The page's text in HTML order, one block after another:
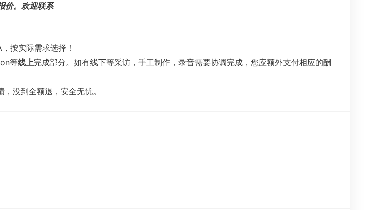
价。欢迎联系
按实际需求选择！
等线上完成部分。如有线下等采访，手工制作，录音需要协调完成，您应额外支付相应的酬
没到全额退，安全无忧。